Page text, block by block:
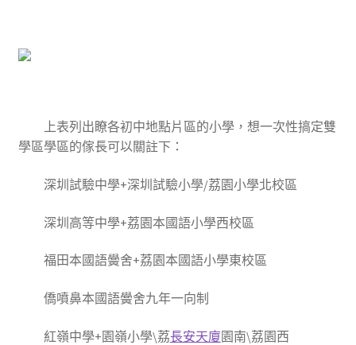
上表列出瞭各初中地點片區的小學，想一次性搞定雙
學區學區的傢長可以關註下：
深圳試驗中學+深圳試驗小學/荔園小學北校區
深圳高等中學+荔園本國語小學西校區
福田本國語黌舍+荔園本國語小學東校區
僑噴鼻本國語黌舍九年一向制
紅嶺中學+園嶺小學\荔長安天廈園南\荔園西